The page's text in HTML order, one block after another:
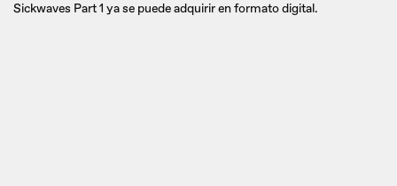
Sickwaves Part 1 ya se puede adquirir en formato digital.